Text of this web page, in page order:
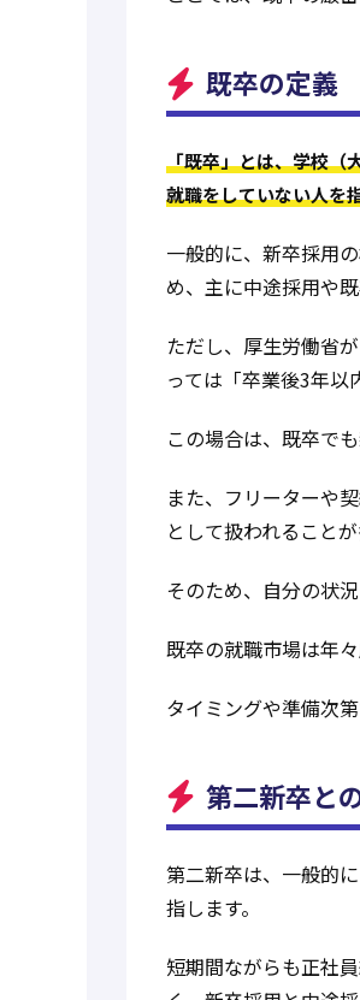
既卒の定義
「既卒」とは、学校（
就職をしていない人を
一般的に、新卒採用
め、主に中途採用や
ただし、厚生労働省
っては「卒業後3年以
この場合は、既卒で
また、フリーターや
として扱われることが
そのため、自分の状
既卒の就職市場は年
タイミングや準備次
第二新卒と
第二新卒は、一般的
指します。
短期間ながらも正社